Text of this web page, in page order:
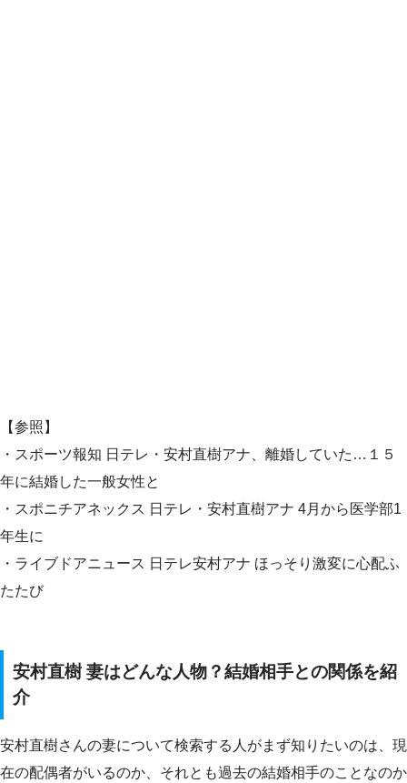
【参照】
・スポーツ報知 日テレ・安村直樹アナ、離婚していた…１５
年に結婚した一般女性と
・スポニチアネックス 日テレ・安村直樹アナ 4月から医学部1
年生に
・ライブドアニュース 日テレ安村アナ ほっそり激変に心配ふ
たたび
安村直樹 妻はどんな人物？結婚相手との関係を紹
介
安村直樹さんの妻について検索する人がまず知りたいのは、現
在の配偶者がいるのか、それとも過去の結婚相手のことなのか